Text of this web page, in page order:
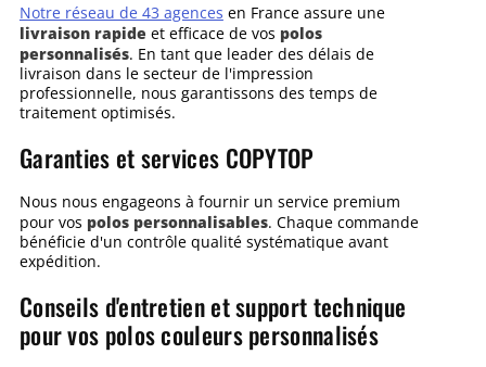
Notre réseau de 43 agences en France assure une
livraison rapide et efficace de vos polos
personnalisés. En tant que leader des délais de
livraison dans le secteur de l'impression
professionnelle, nous garantissons des temps de
traitement optimisés.
Garanties et services COPYTOP
Nous nous engageons à fournir un service premium
pour vos polos personnalisables. Chaque commande
bénéficie d'un contrôle qualité systématique avant
expédition.
Conseils d'entretien et support technique
pour vos polos couleurs personnalisés